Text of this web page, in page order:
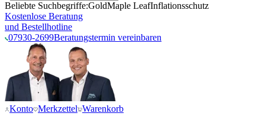
Beliebte Suchbegriffe:GoldMaple LeafInflationsschutz
Kostenlose Beratung
und Bestellhotline
07930-2699Beratungstermin vereinbaren
Konto Merkzettel Warenkorb